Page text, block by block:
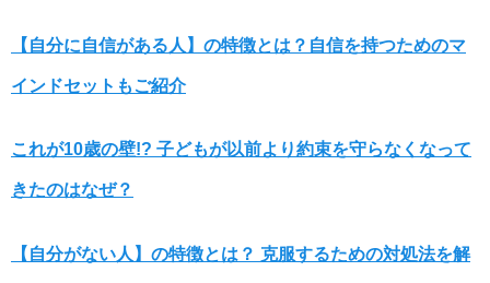
【自分に自信がある人】の特徴とは？自信を持つためのマ
インドセットもご紹介
これが10歳の壁!? 子どもが以前より約束を守らなくなって
きたのはなぜ？
【自分がない人】の特徴とは？ 克服するための対処法を解